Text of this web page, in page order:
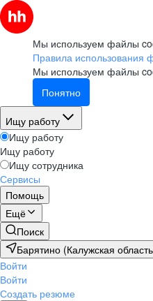
Мы используем файлы
Правила использования
Мы используем файлы
Понятно
Ищу работу
Ищу работу
Ищу работу
Ищу сотрудника
Сервисы
Помощь
Ещё
Поиск
Барятино (Калужская
Войти
Войти
Создать резюме